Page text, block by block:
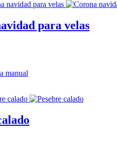
para velas